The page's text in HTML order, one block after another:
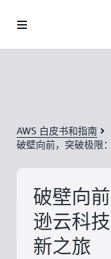
AWS 白皮书和指南
破壁向前，突破极限
破壁向
逊云科
新之旅